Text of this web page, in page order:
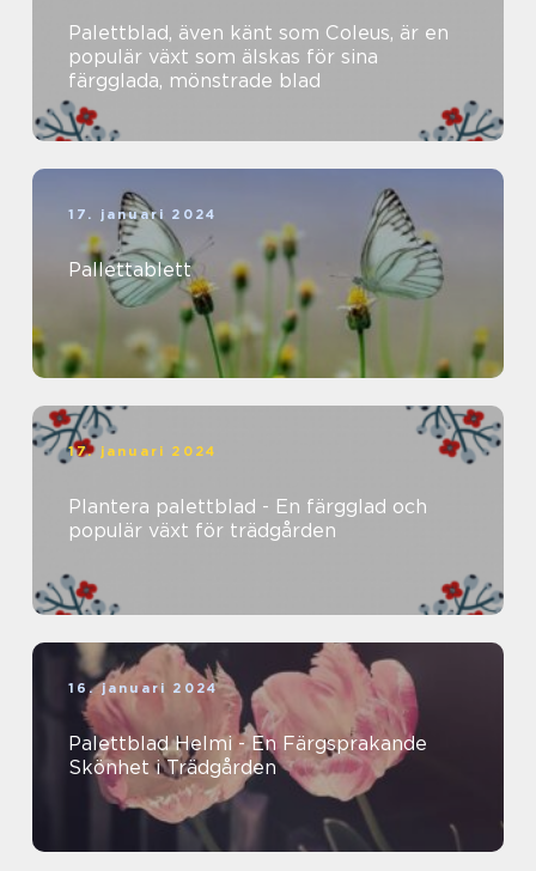
Palettblad, även känt som Coleus, är en
populär växt som älskas för sina
färgglada, mönstrade blad
17. januari 2024
Pallettablett
17. januari 2024
Plantera palettblad - En färgglad och
populär växt för trädgården
16. januari 2024
Palettblad Helmi - En Färgsprakande
Skönhet i Trädgården